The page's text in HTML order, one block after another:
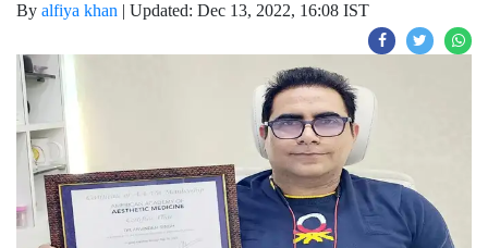
By alfiya khan | Updated: Dec 13, 2022, 16:08 IST